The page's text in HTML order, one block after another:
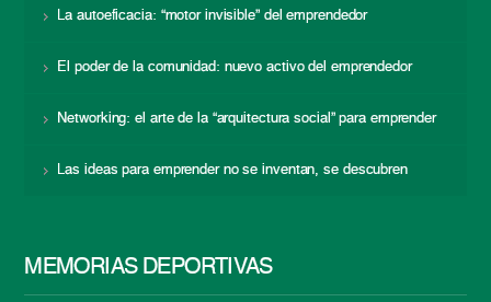
La autoeficacia: “motor invisible” del emprendedor
El poder de la comunidad: nuevo activo del emprendedor
Networking: el arte de la “arquitectura social” para emprender
Las ideas para emprender no se inventan, se descubren
MEMORIAS DEPORTIVAS